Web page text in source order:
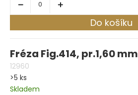
Do košíku
Fréza Fig.414, pr.1,60 mm
12960
>5 ks
Skladem